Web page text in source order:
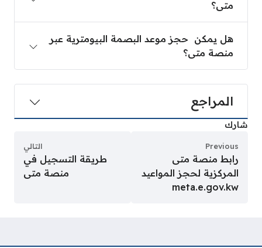
متى؟
هل يمكن حجز موعد البصمة البيومترية عبر
منصة متى؟
المراجع
شارك
Previous
رابط منصة متى
المركزية لحجز المواعيد
meta.e.gov.kw
التالي
طريقة التسجيل في
منصة متى